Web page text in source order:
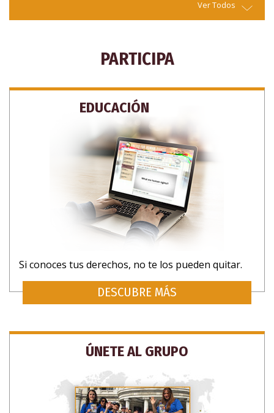
Ver Todos
PARTICIPA
EDUCACIÓN
Si conoces tus derechos, no te los pueden quitar.
DESCUBRE MÁS
ÚNETE AL GRUPO